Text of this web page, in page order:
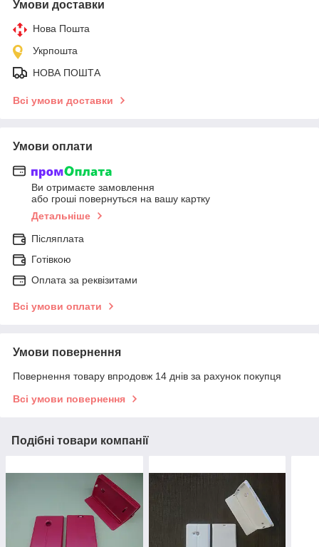
Умови доставки
Нова Пошта
Укрпошта
НОВА ПОШТА
Всі умови доставки
Умови оплати
Ви отримаєте замовлення
або гроші повернуться на вашу картку
Детальніше
Післяплата
Готівкою
Оплата за реквізитами
Всі умови оплати
Умови повернення
Повернення товару впродовж 14 днів за рахунок покупця
Всі умови повернення
Подібні товари компанії